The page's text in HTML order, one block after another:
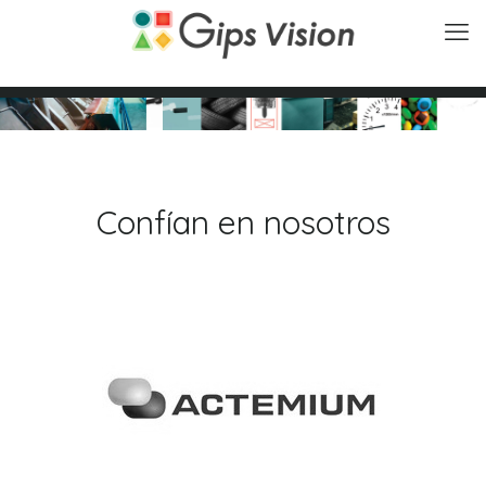
Confían en nosotros